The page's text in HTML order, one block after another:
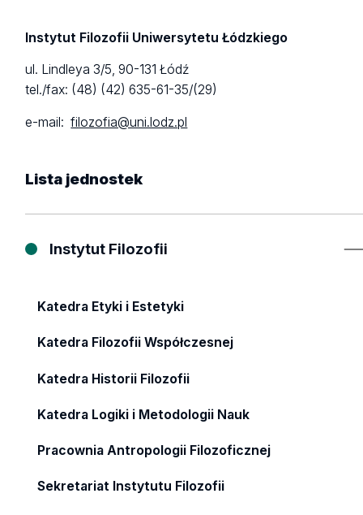
Instytut Filozofii Uniwersytetu Łódzkiego
ul. Lindleya 3/5, 90-131 Łódź
tel./fax: (48) (42) 635-61-35/(29)
e-mail:filozofia@uni.lodz.pl
Lista jednostek
Instytut Filozofii
Katedra Etyki i Estetyki
Katedra Filozofii Współczesnej
Katedra Historii Filozofii
Katedra Logiki i Metodologii Nauk
Pracownia Antropologii Filozoficznej
Sekretariat Instytutu Filozofii